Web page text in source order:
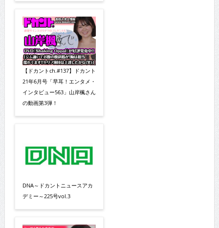
【ドカントch.#137】ドカント
21年6月号「早耳！エンタメ・
インタビュー563」山岸楓さん
の動画第3弾！
DNA～ドカントニュースアカ
デミー～225号vol.3